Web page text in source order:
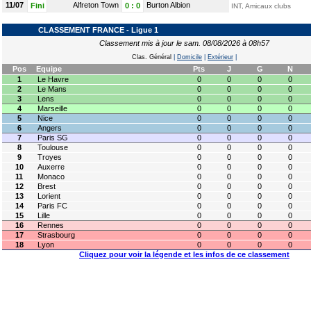
11/07 Fini Alfreton Town 0 : 0 Burton Albion INT, Amicaux clubs
CLASSEMENT FRANCE - Ligue 1
Classement mis à jour le sam. 08/08/2026 à 08h57
Clas. Général Domicile Extérieur
Pos Equipe Pts J G
N
1
Le Havre 0 0 0
0
2
Le Mans 0 0 0
0
3
Lens 0 0 0
0
4
Marseille 0 0 0
0
5
Nice 0 0 0
0
6
Angers 0 0 0
0
7
Paris SG 0 0 0
0
8
Toulouse 0 0 0
0
9
Troyes 0 0 0
0
10
Auxerre 0 0 0
0
11
Monaco 0 0 0
0
12
Brest 0 0 0
0
13
Lorient 0 0 0
0
14
Paris FC 0 0 0
0
15
Lille 0 0 0
0
16
Rennes 0 0 0
0
17
Strasbourg 0 0 0
0
18
Lyon 0 0 0
0
Cliquez pour voir la légende et les infos de ce classement